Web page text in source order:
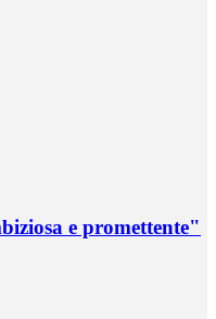
e promettente"